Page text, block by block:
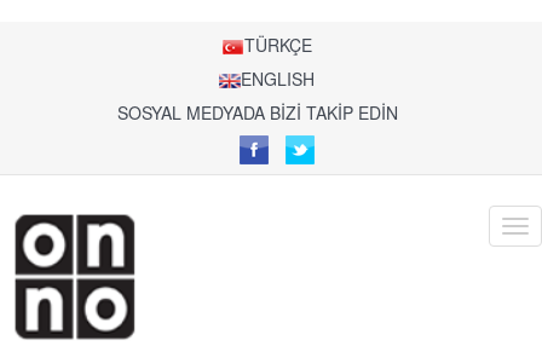
TÜRKÇE
ENGLISH
SOSYAL MEDYADA BİZİ TAKİP EDİN